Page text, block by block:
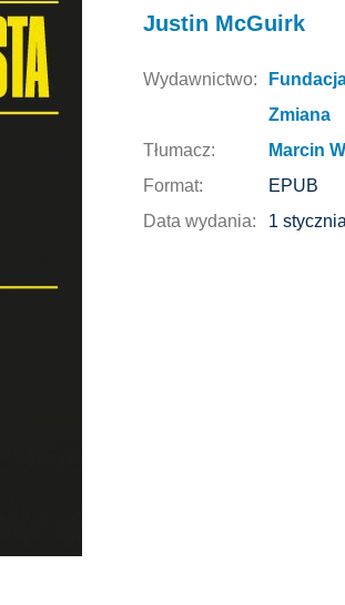
Justin McGuirk
Wydawnictwo:
Zmiana
Tłumacz:
Marcin
Format:
EPUB
Data wydania:
1